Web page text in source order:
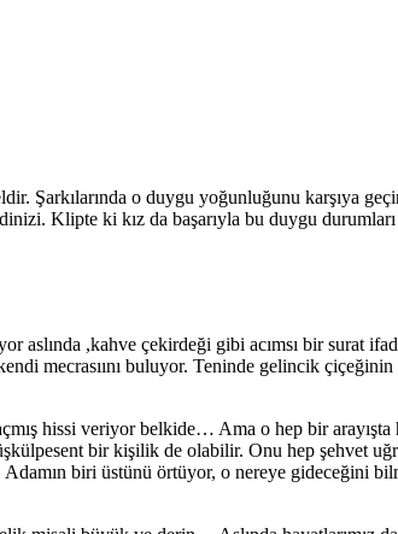
Şarkılarında o duygu yoğunluğunu karşıya
Klipte ki kız da başarıyla bu duygu durumları
aslında ,kahve çekirdeği gibi acımsı bir surat
mecrasıını buluyor. Teninde gelincik
hissi veriyor belkide… Ama o hep bir
bir kişilik de olabilir. Onu hep şehvet
biri üstünü örtüyor, o nereye gideceğini